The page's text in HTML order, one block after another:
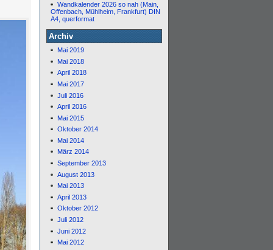
Wandkalender 2026 so nah (Main,
Offenbach, Mühlheim, Frankfurt) DIN
A4, querformat
Archiv
Mai 2019
Mai 2018
April 2018
Mai 2017
Juli 2016
April 2016
Mai 2015
Oktober 2014
Mai 2014
März 2014
September 2013
August 2013
Mai 2013
April 2013
Oktober 2012
Juli 2012
Juni 2012
Mai 2012